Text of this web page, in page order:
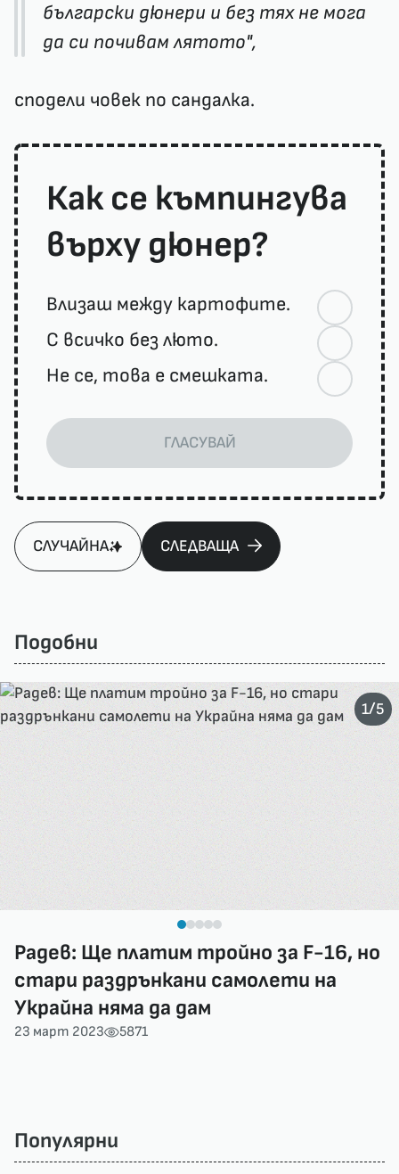
български дюнери и без тях не мога
да си почивам лятото",
сподели човек по сандалка.
Как се къмпингува
върху дюнер?
Влизаш между картофите.
С всичко без люто.
Не се, това е смешката.
ГЛАСУВАЙ
СЛУЧАЙНА СЛЕДВАЩА
Подобни
Радев: Ще платим тройно за F-16, но
стари раздрънкани самолети на
Украйна няма да дам
23 март 2023 5871
1/5
Популярни